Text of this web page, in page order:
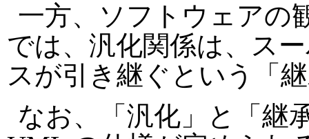
一方、ソフトウェアの
では、汎化関係は、ス
スが引き継ぐという「
なお、「汎化」と「継